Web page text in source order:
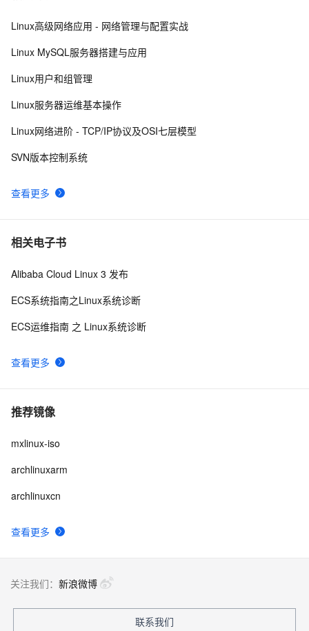
8 Linux运维不可不知的性能监控和调试工具
hacking
10 Linux下可以替换运行中的程序么？
查看更多
Linux高级网络应用 - 网络管理与配置实战
Linux MySQL服务器搭建与应用
Linux用户和组管理
Linux服务器运维基本操作
Linux网络进阶 - TCP/IP协议及OSI七层模型
SVN版本控制系统
相关电子书
查看更多
Alibaba Cloud Linux 3 发布
ECS系统指南之Linux系统诊断
ECS运维指南 之 Linux系统诊断
推荐镜像
查看更多
mxlinux-iso
archlinuxarm
archlinuxcn
关注我们： 新浪微博
联系我们